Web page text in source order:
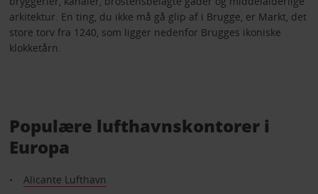
arkitektur. En ting, du ikke må gå glip af i Brugge, er Markt, det
store torv fra 1240, som ligger nedenfor Brugges ikoniske
klokketårn.
Populære lufthavnskontorer i
Europa
Alicante Lufthavn